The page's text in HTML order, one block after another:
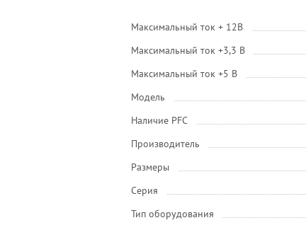
Максимальный ток + 12В
Максимальный ток +3,3 В
Максимальный ток +5 В
Модель
Наличие PFC
Производитель
Размеры
Серия
Тип оборудования